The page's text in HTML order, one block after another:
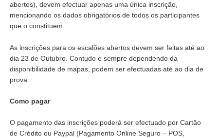
abertos), devem efectuar apenas uma única inscrição,
mencionando os dados obrigatórios de todos os participantes
que o constituem.
As inscrições para os escalões abertos devem ser feitas até ao
dia 23 de Outubro. Contudo e sempre dependendo da
disponibilidade de mapas, podem ser efectuadas até ao dia de
prova.
Como pagar
O pagamento das inscrições poderá ser efectuado por Cartão
de Crédito ou Paypal (Pagamento Online Seguro – POS,